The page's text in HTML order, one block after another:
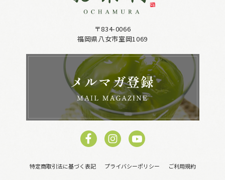
〒834-0066
福岡県八女市室岡1069
特定商取引法に基づく表記 プライバシーポリシー ご利用規約